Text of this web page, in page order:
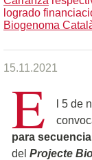
logrado
Biogenoma
15.11.2021
E
l 5 de
para
del Projecte